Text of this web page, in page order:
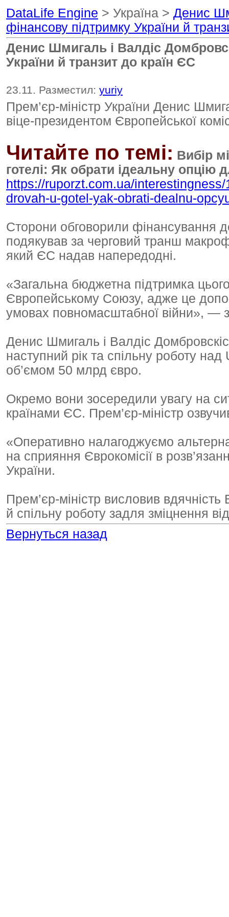
DataLife Engine > Україна > Денис
фінансову підтримку України й
Денис Шмигаль і Валдіс
України й транзит до країн ЄС
23.11. Разместил: yuriy
Прем’єр-міністр України Денис
віце-президентом Європейської
Читайте по темі: Вибір
готелі: Як обрати ідеальну опцію
https://ruporzt.com.ua/
drovah-u-gotel-yak-obrati-dealnu-
Сторони обговорили фінансування
подякував за черговий транш
який ЄС надав напередодні.
«Загальна бюджетна підтримка
Європейському Союзу, адже це
умовах повномасштабної війни», —
Денис Шмигаль і Валдіс
наступний рік та спільну роботу
об’ємом 50 млрд євро.
Окремо вони зосередили увагу на
країнами ЄС. Прем’єр-міністр
«Оперативно налагоджуємо
на сприяння Єврокомісії в
України.
Прем’єр-міністр висловив
й спільну роботу задля зміцнення
Вернуться назад